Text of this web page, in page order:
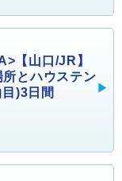
【山口/JR】
とハウステン
)3日間